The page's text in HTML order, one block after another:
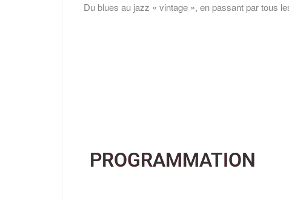
Du blues au jazz « vintage », en passant par tous
PROGRAMMATION